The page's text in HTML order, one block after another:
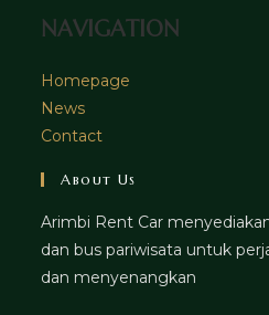
NAVIGATION
Homepage
News
Contact
About Us
Arimbi Rent Car
dan bus pariwisata untuk
dan menyenangkan